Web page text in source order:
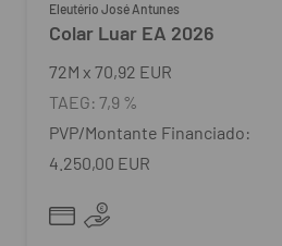
Eleutério José Antunes
Colar Luar EA 2026
72M x 70,92 EUR
TAEG: 7,9 %
PVP/Montante Financiado:
4.250,00 EUR